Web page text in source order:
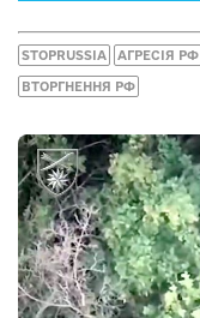
STOPRUSSIA АГРЕСІЯ РФ
ВТОРГНЕННЯ РФ